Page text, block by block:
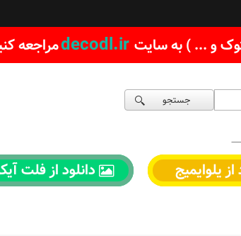
و ... ) به سایت decodl.irمراجعه
جستجو
از یلوایمیج
دانلود از فلت